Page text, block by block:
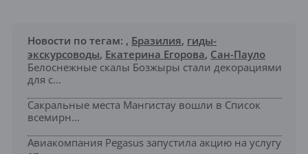
Новости по тегам: , Бразилия, гиды-
экскурсоводы, Екатерина Егорова, Сан-Пауло
Белоснежные скалы Бозжыры стали декорациями
для с...
Сакральные места Мангистау вошли в Список
всемирн...
Авиакомпания Pegasus запустила акцию на услугу